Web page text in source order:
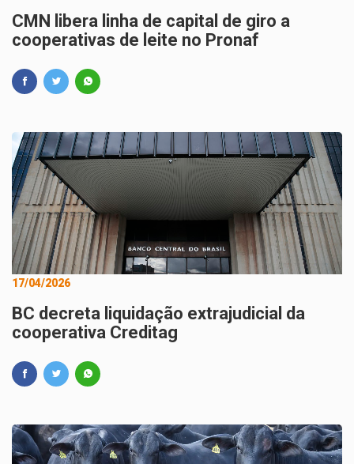
CMN libera linha de capital de giro a
cooperativas de leite no Pronaf
17/04/2026
BC decreta liquidação extrajudicial da
cooperativa Creditag